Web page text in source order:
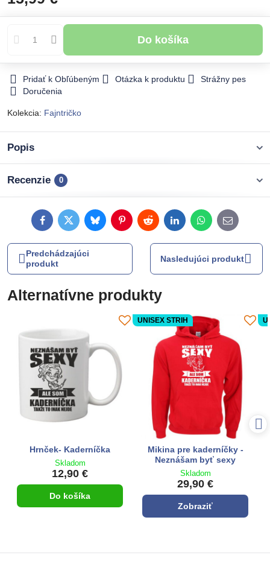
Do košíka
Pridať k Obľúbeným Otázka k produktu
Strážny pes
Doručenia
Kolekcia: Fajntričko
Popis
Recenzie 0
FacebookTwitterBlueskyPinterestRedditLinkedInWhatsApp
E-
mail
Predchádzajúci
produkt
Nasledujúci produkt
Alternatívne produkty
Hrnček- Kaderníčka
Skladom
12,90 €
Do košíka
UNISEX STRIH
Mikina pre kaderníčky -
Neznášam byť sexy
Skladom
29,90 €
Zobraziť